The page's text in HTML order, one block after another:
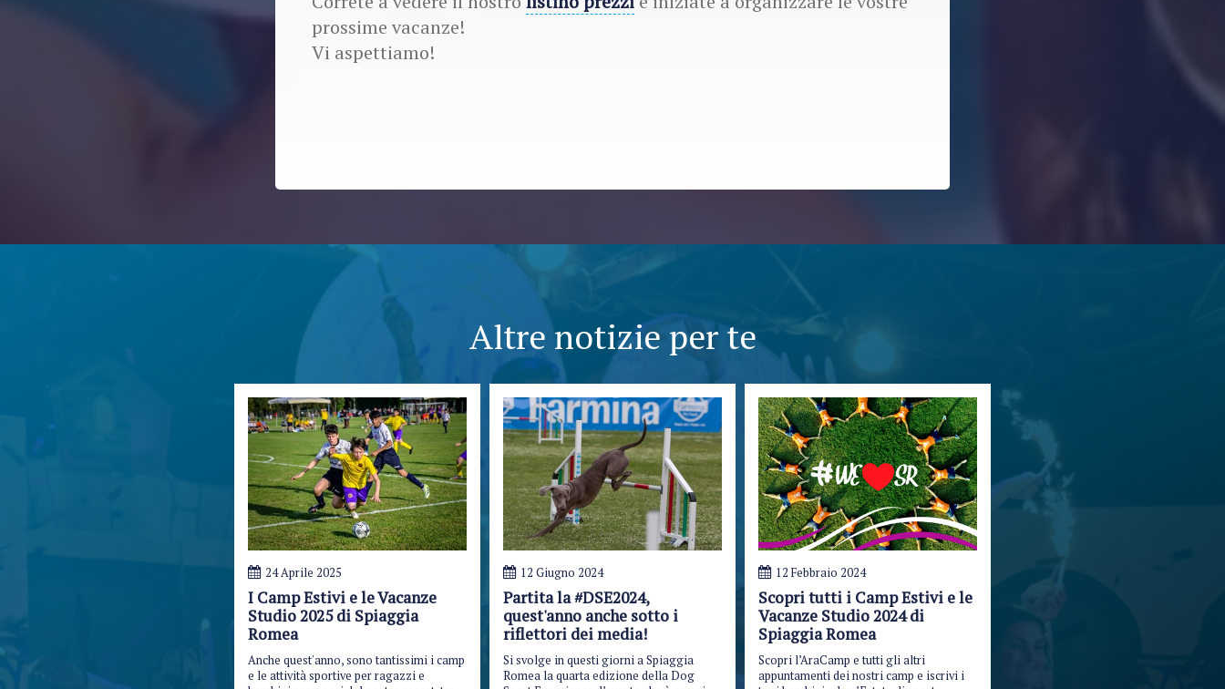
prossime vacanze!
Vi aspettiamo!
Altre notizie per te
24 Aprile 2025
I Camp Estivi e le Vacanze
Studio 2025 di Spiaggia
Romea
Anche quest'anno, sono tantissimi i camp
e le attività sportive per ragazzi e
12 Giugno 2024
Partita la #DSE2024,
quest'anno anche sotto i
riflettori dei media!
Si svolge in questi giorni a Spiaggia
Romea la quarta edizione della Dog
12 Febbraio 2024
Scopri tutti i Camp Estivi e le
Vacanze Studio 2024 di
Spiaggia Romea
Scopri l’AraCamp e tutti gli altri
appuntamenti dei nostri camp e iscrivi i